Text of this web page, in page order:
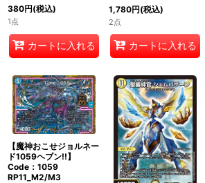
380円(税込)
1点
カートに入れる
1,780円(税込)
2点
カートに入れる
【魔神おこせジョルネー
ド1059ヘブン!!】
Code：1059
RP11_M2/M3